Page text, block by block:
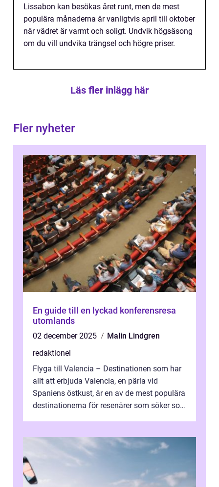
Lissabon kan besökas året runt, men de mest
populära månaderna är vanligtvis april till oktober
när vädret är varmt och soligt. Undvik högsäsong
om du vill undvika trängsel och högre priser.
Läs fler inlägg här
Fler nyheter
En guide till en lyckad konferensresa
utomlands
02 december 2025
Malin Lindgren
redaktionel
Flyga till Valencia – Destinationen som har
allt att erbjuda Valencia, en pärla vid
Spaniens östkust, är en av de mest populära
destinationerna för resenärer som söker sol,